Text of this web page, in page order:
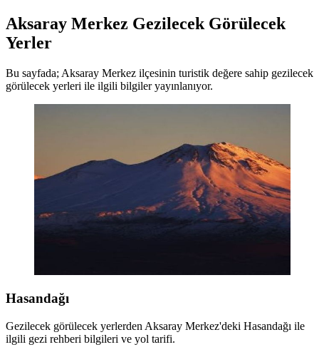
Aksaray Merkez Gezilecek Görülecek
Yerler
Bu sayfada; Aksaray Merkez ilçesinin turistik değere sahip gezilecek
görülecek yerleri ile ilgili bilgiler yayınlanıyor.
Hasandağı
Gezilecek görülecek yerlerden Aksaray Merkez'deki Hasandağı ile
ilgili gezi rehberi bilgileri ve yol tarifi.